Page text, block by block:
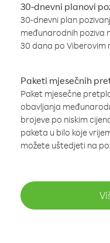
30-dnevni planovi
30-dnevni plan
međunarodnih poziva
30 dana po Viberovim
Paketi mjesečnih
Paket mjesečne
obavljanja
brojeve po niskim
paketa u bilo koje
možete uštedjeti na